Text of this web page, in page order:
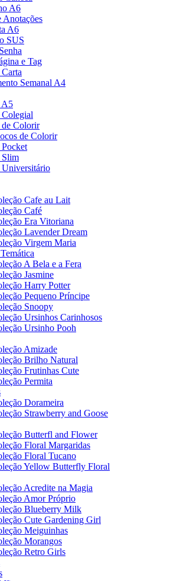
A6
Anotações
A6
SUS
e Tag
Semanal A4
A5
de Colorir
de Colorir
Slim
Universitário
Cafe au Lait
Café
Era Vitoriana
Lavender Dream
Virgem Maria
A Bela e a Fera
Jasmine
Harry Potter
Pequeno Príncipe
Snoopy
Ursinhos Carinhosos
Ursinho Pooh
Amizade
Brilho Natural
Frutinhas Cute
Permita
Dorameira
Strawberry and Goose
Butterfl and Flower
Floral Margaridas
Floral Tucano
Yellow Butterfly Floral
Acredite na Magia
Amor Próprio
Blueberry Milk
Cute Gardening Girl
Meiguinhas
Morangos
Retro Girls